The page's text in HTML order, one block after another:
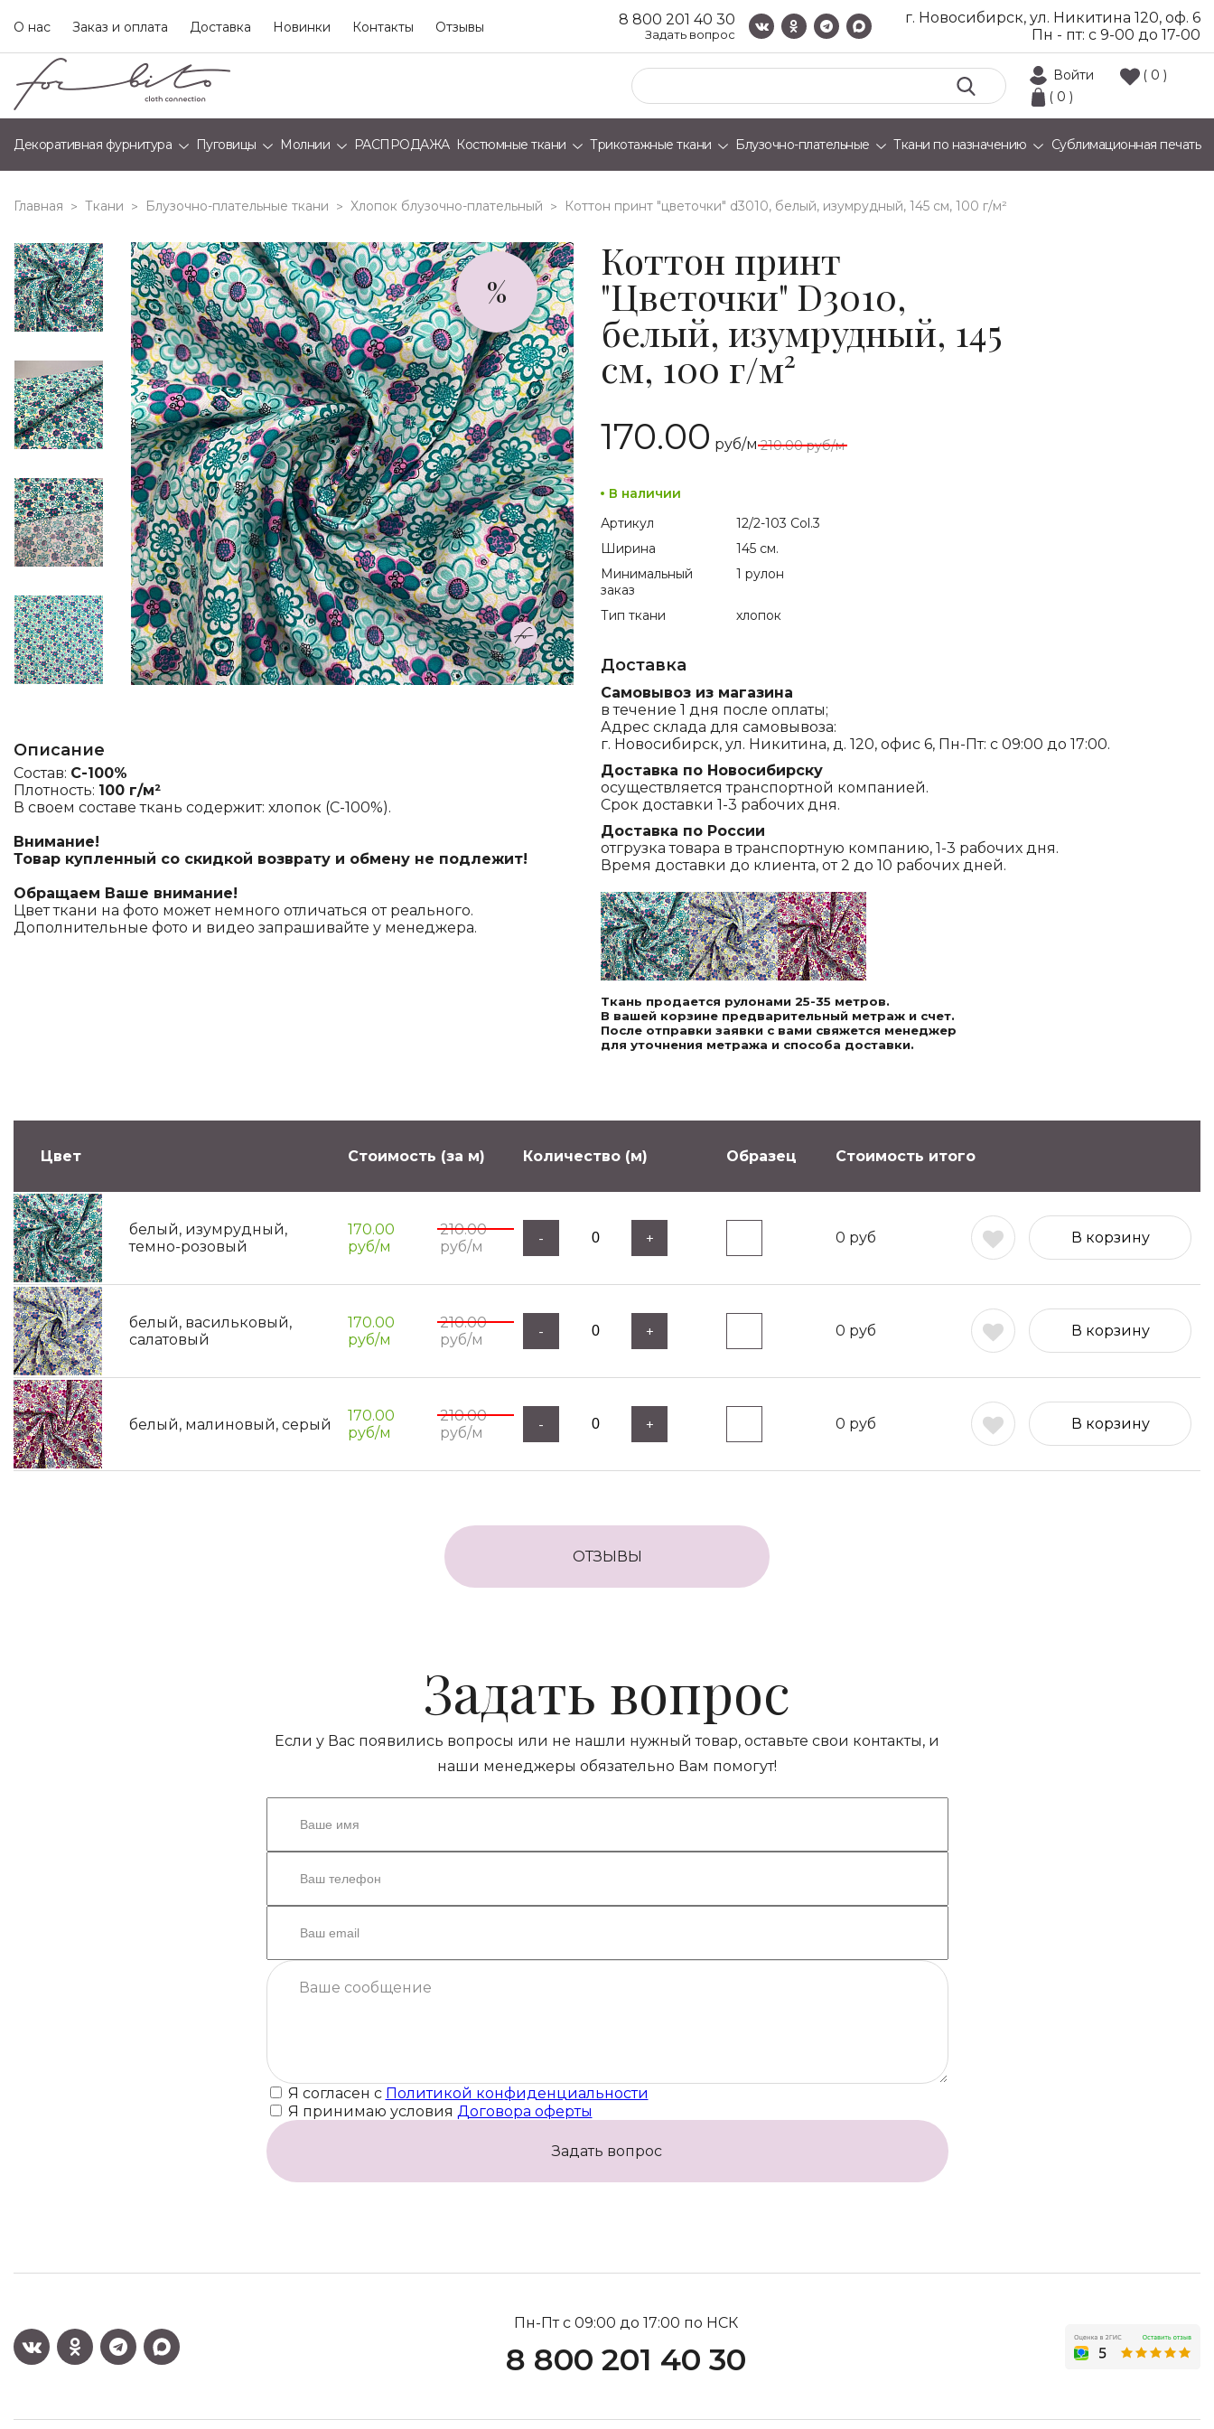
О нас Заказ и оплата Доставка Новинки Контакты Отзывы 8 800 201 40 30
Задать вопрос
г. Новосибирск, ул. Никитина 120, оф. 6
Пн - пт: с 9-00 до 17-00
Войти
( 0 )
( 0 )
Декоративная фурнитура Пуговицы Молнии РАСПРОДАЖА Костюмные ткани Трикотажные ткани Блузочно-плательные Ткани по назначению Сублимационная печать
Главная > Ткани > Блузочно-плательные ткани > Хлопок блузочно-плательный > коттон принт "цветочки" d3010, белый, изумрудный, 145 см, 100 г/м²
%
Описание
Состав: C-100%
Плотность: 100 г/м²
В своем составе ткань содержит: хлопок (C-100%).
Внимание!
Товар купленный со скидкой возврату и обмену не подлежит!
Обращаем Ваше внимание!
Цвет ткани на фото может немного отличаться от реального.
Дополнительные фото и видео запрашивайте у менеджера.
Коттон принт
"Цветочки" D3010,
белый, изумрудный, 145
см, 100 г/м²
170.00 руб/м 210.00руб/м
В наличии
Артикул
12/2-103 Col.3
Ширина
145 см.
Минимальный
заказ
1 рулон
Тип ткани хлопок
Доставка
Самовывоз из магазина
в течение 1 дня после оплаты;
Адрес склада для самовывоза:
г. Новосибирск, ул. Никитина, д. 120, офис 6, Пн-Пт: с 09:00 до 17:00.
Доставка по Новосибирску
осуществляется транспортной компанией.
Срок доставки 1-3 рабочих дня.
Доставка по России
отгрузка товара в транспортную компанию, 1-3 рабочих дня.
Время доставки до клиента, от 2 до 10 рабочих дней.
Ткань продается рулонами 25-35 метров.
В вашей корзине предварительный метраж и счет.
После отправки заявки с вами свяжется менеджер
для уточнения метража и способа доставки.
Цвет Стоимость (за м) Количество (м) Образец Стоимость итого
белый, изумрудный,
темно-розовый
170.00
руб/м
210.00
руб/м
- + 0 руб В корзину
белый, васильковый,
салатовый
170.00
руб/м
210.00
руб/м
- + 0 руб В корзину
белый, малиновый, серый
170.00
руб/м
210.00
руб/м
- + 0 руб В корзину
ОТЗЫВЫ
Задать вопрос
Если у Вас появились вопросы или не нашли нужный товар, оставьте свои контакты, и
наши менеджеры обязательно Вам помогут!
Я согласен с Политикой конфиденциальности
Я принимаю условия Договора оферты
Задать вопрос
Пн-Пт с 09:00 до 17:00 по НСК
8 800 201 40 30